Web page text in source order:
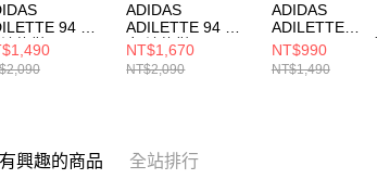
94 男
拖鞋 IH6890
ADIDAS
ADILETTE 94 男
女 涼拖鞋 IH6894
NT$1,670
NT$2,090
ADIDAS
ADILETTE
COMFORT 男女
涼拖鞋 ID3402
NT$990
NT$1,490
興趣的商品 全站排行